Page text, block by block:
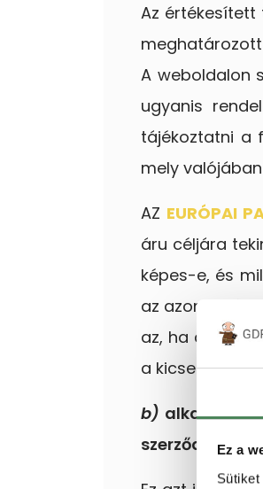
Ez a
Az értékesített
meghatározott
A weboldalon
ugyanis
tájékoztatni a
mely
AZ EURÓPAI
áru céljára
képes-e, és
az azonos
az, ha az áru
a kicserélt
b)
szerződés